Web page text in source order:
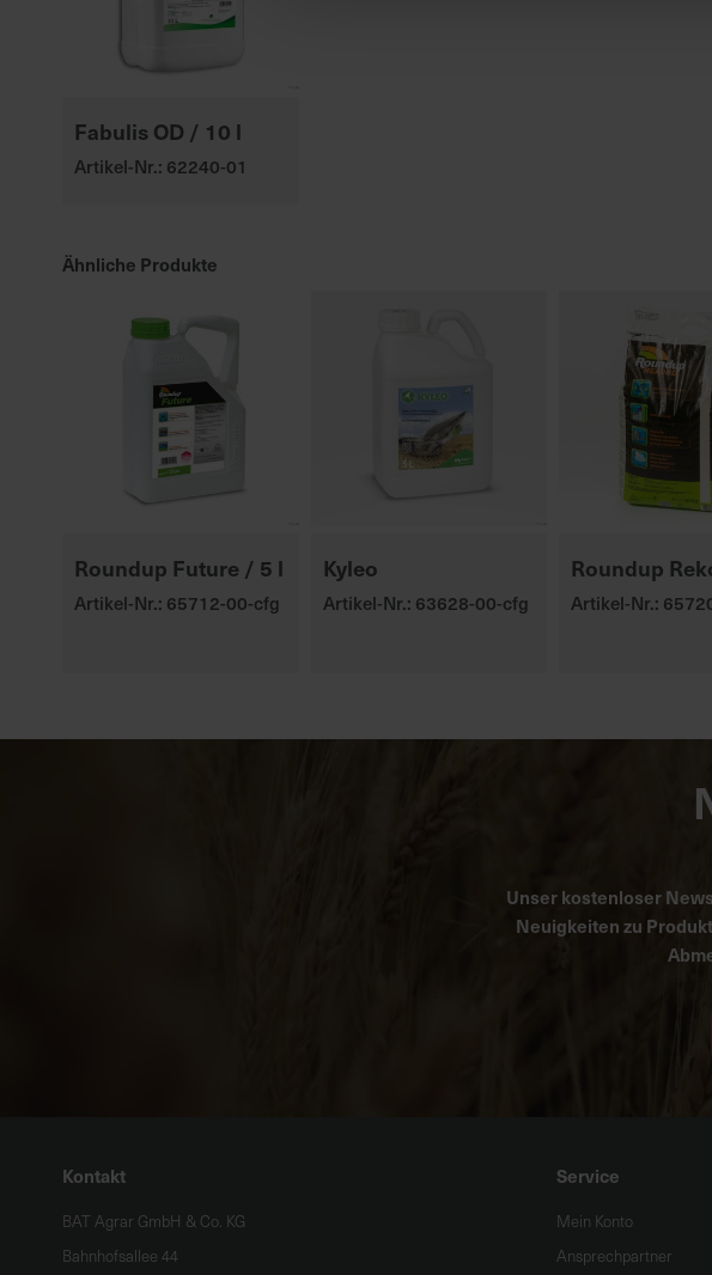
Fabulis OD / 10 l
Artikel-Nr.: 62240-01
Ähnliche Produkte
Roundup Future / 5 l
Artikel-Nr.: 65712-00-cfg
Kyleo
Artikel-Nr.: 63628-00-cfg
Roundup
Artikel-Nr.:
Unser kostenloser
Neuigkeiten zu
Kontakt
BAT Agrar GmbH & Co. KG
Bahnhofsallee 44
Service
Mein Konto
Ansprechpartner